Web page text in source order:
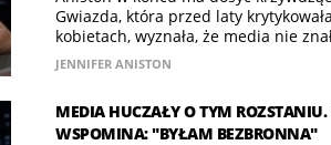
Gwiazda, która przed laty
kobietach, wyznała, że media nie
JENNIFER ANISTON
MEDIA HUCZAŁY O TYM
WSPOMINA: "BYŁAM BEZBRONNA"